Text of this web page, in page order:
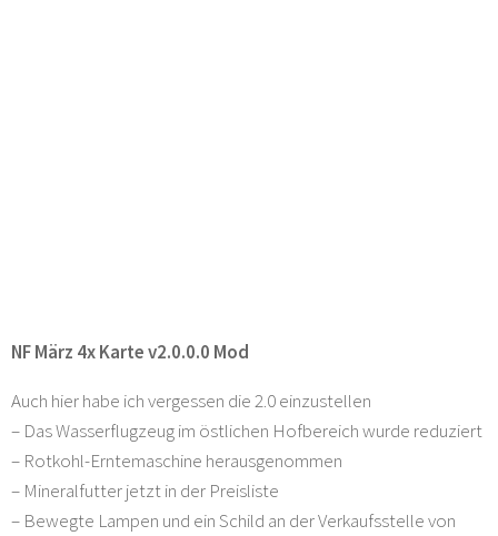
NF März 4x Karte v2.0.0.0 Mod
Auch hier habe ich vergessen die 2.0 einzustellen
– Das Wasserflugzeug im östlichen Hofbereich wurde reduziert
– Rotkohl-Erntemaschine herausgenommen
– Mineralfutter jetzt in der Preisliste
– Bewegte Lampen und ein Schild an der Verkaufsstelle von